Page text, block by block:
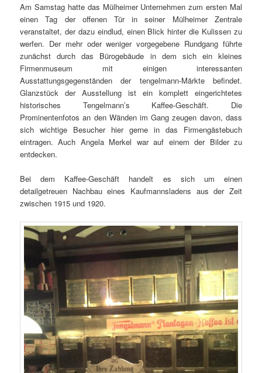
Am Samstag hatte das Mülheimer Unternehmen zum ersten Mal
einen Tag der offenen Tür in seiner Mülheimer Zentrale
veranstaltet, der dazu eindlud, einen Blick hinter die Kulissen zu
werfen. Der mehr oder weniger vorgegebene Rundgang führte
zunächst durch das Bürogebäude in dem sich ein kleines
Firmenmuseum mit einigen interessanten
Ausstattungsgegenständen der tengelmann-Märkte befindet.
Glanzstück der Ausstellung ist ein komplett eingerichtetes
historisches Tengelmann’s Kaffee-Geschäft. Die
Prominentenfotos an den Wänden im Gang zeugen davon, dass
sich wichtige Besucher hier gerne in das Firmengästebuch
eintragen. Auch Angela Merkel war auf einem der Bilder zu
entdecken.
Bei dem Kaffee-Geschäft handelt es sich um einen
detailgetreuen Nachbau eines Kaufmannsladens aus der Zeit
zwischen 1915 und 1920.